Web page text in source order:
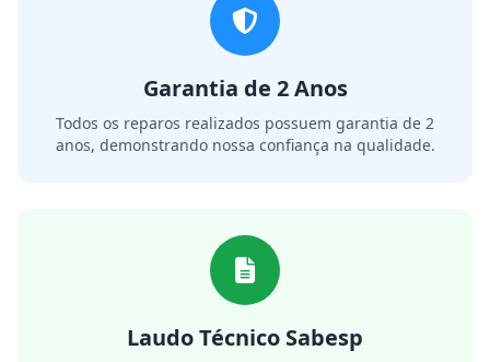
Garantia de 2 Anos
Todos os reparos realizados possuem garantia de 2
anos, demonstrando nossa confiança na qualidade.
Laudo Técnico Sabesp